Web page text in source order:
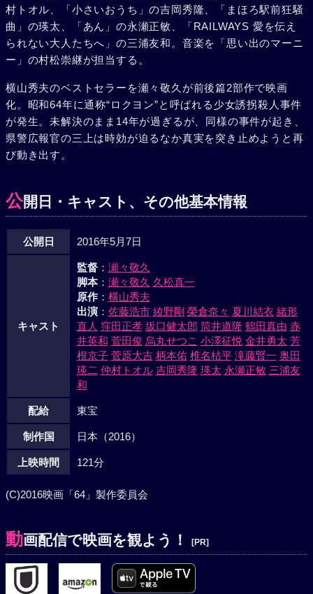
村トオル、「小さいおうち」の吉岡秀隆、「まほろ駅前狂騒
曲」の瑛太、「あん」の永瀬正敏、「RAILWAYS 愛を伝え
られない大人たちへ」の三浦友和。音楽を「思い出のマーニ
ー」の村松崇継が担当する。
横山秀夫のベストセラーを瀬々敬久が前後篇2部作で映画
化。昭和64年に通称“ロクヨン”と呼ばれる少女誘拐殺人事件
が発生。未解決のまま14年が過ぎるが、同様の事件が起き、
県警広報官の三上は時効が迫るなか真実を突き止めようと再
び動き出す。
公開日・キャスト、その他基本情報
公開日 2016年5月7日
キャスト
監督： 瀬々敬久
脚本： 瀬々敬久 久松真一
原作： 横山秀夫
出演： 佐藤浩市 綾野剛 榮倉奈々 夏川結衣 緒形
直人 窪田正孝 坂口健太郎 筒井道隆 鶴田真由 赤
井英和 菅田俊 烏丸せつこ 小澤征悦 金井勇太 芳
根京子 菅原大吉 柄本佑 椎名桔平 滝藤賢一 奥田
瑛二 仲村トオル 吉岡秀隆 瑛太 永瀬正敏 三浦友
和
配給 東宝
制作国 日本（2016）
上映時間 121分
(C)2016映画「64」製作委員会
動画配信で映画を観よう！ [PR]